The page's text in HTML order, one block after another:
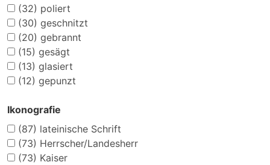
(32) poliert
(30) geschnitzt
(20) gebrannt
(15) gesägt
(13) glasiert
(12) gepunzt
Ikonografie
(87) lateinische Schrift
(73) Herrscher/Landesherr
(73) Kaiser